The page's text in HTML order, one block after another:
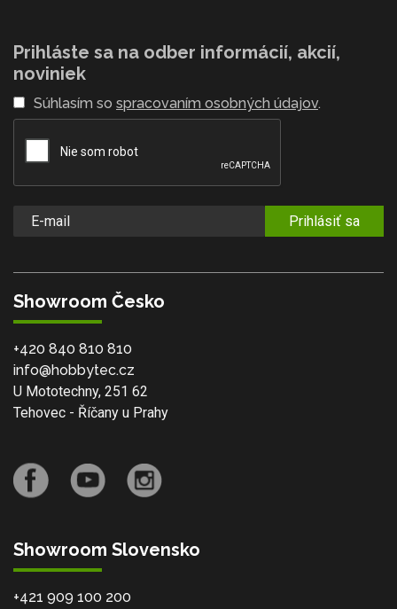
Prihláste sa na odber informácií, akcií,
noviniek
Súhlasím so spracovaním osobných údajov.
Prihlásiť sa
Showroom Česko
+420 840 810 810
info@hobbytec.cz
U Mototechny, 251 62
Tehovec - Říčany u Prahy
Showroom Slovensko
+421 909 100 200